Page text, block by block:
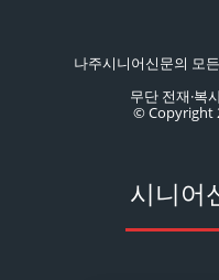
나주시니어신문의 모
무단 전재·복
© Copyright
시니어